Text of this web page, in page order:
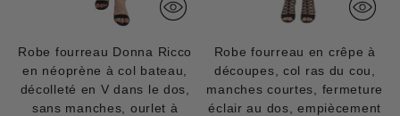
Robe fourreau Donna Ricco
en néoprène à col bateau,
décolleté en V dans le dos,
sans manches, ourlet à
Robe fourreau en crêpe à
découpes, col ras du cou,
manches courtes, fermeture
éclair au dos, empiècement